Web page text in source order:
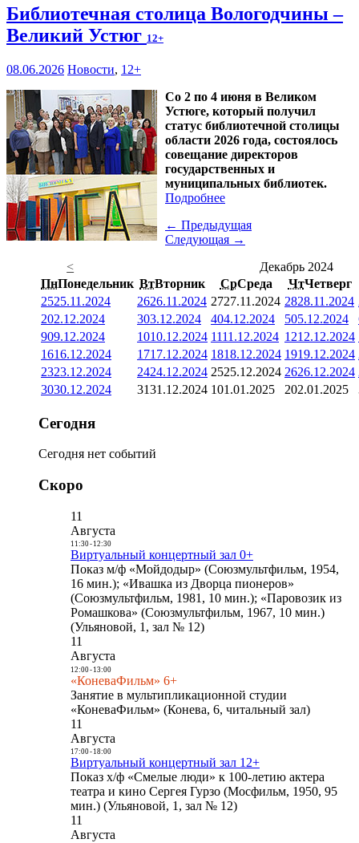
Библиотечная столица Вологодчины –
Великий Устюг 12+
08.06.2026 Новости, 12+
Со 2 по 4 июня в Великом
Устюге, который получил
статус библиотечной столицы
области 2026 года, состоялось
совещание директоров
государственных и
муниципальных библиотек.
Подробнее
← Предыдущая
Следующая →
<
Декабрь 2024
ПнПонедельник ВтВторник СрСреда ЧтЧетверг
2525.11.2024 2626.11.2024 2727.11.2024 2828.11.2024
202.12.2024 303.12.2024 404.12.2024 505.12.2024
909.12.2024 1010.12.2024 1111.12.2024 1212.12.2024
1616.12.2024 1717.12.2024 1818.12.2024 1919.12.2024
2323.12.2024 2424.12.2024 2525.12.2024 2626.12.2024
3030.12.2024 3131.12.2024 101.01.2025 202.01.2025
Сегодня
Сегодня нет событий
Скоро
11
Августа
11:30- 12:30
Виртуальный концертный зал 0+
Показ м/ф «Мойдодыр» (Союзмультфильм, 1954,
16 мин.); «Ивашка из Дворца пионеров»
(Союзмультфильм, 1981, 10 мин.); «Паровозик из
Ромашкова» (Союзмультфильм, 1967, 10 мин.)
(Ульяновой, 1, зал № 12)
11
Августа
12:00- 13:00
«КоневаФильм» 6+
Занятие в мультипликационной студии
«КоневаФильм» (Конева, 6, читальный зал)
11
Августа
17:00- 18:00
Виртуальный концертный зал 12+
Показ х/ф «Смелые люди» к 100-летию актера
театра и кино Сергея Гурзо (Мосфильм, 1950, 95
мин.) (Ульяновой, 1, зал № 12)
11
Августа